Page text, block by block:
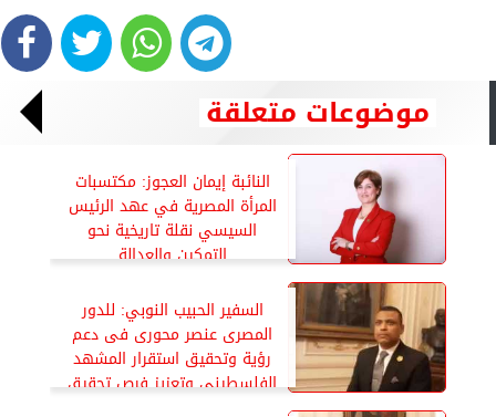
موضوعات متعلقة
النائبة إيمان العجوز: مكتسبات
المرأة المصرية في عهد الرئيس
السيسي نقلة تاريخية نحو
التمكين والعدالة
السفير الحبيب النوبي: للدور
المصرى عنصر محورى فى دعم
رؤية وتحقيق استقرار المشهد
الفلسطيني وتعزيز فرص تحقيق